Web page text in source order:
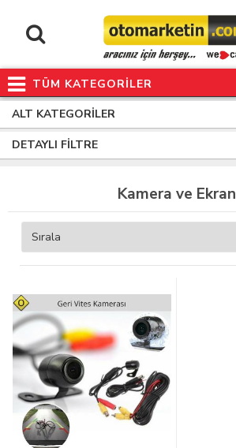
TÜM KATEGORİLER
ALT KATEGORILER
DETAYLI FILTRE
Kamera ve Ekran